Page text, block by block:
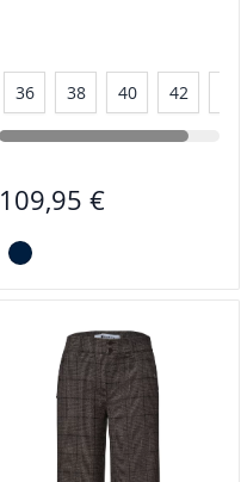
23 38 40 42
36 38 40 42
109,95 €